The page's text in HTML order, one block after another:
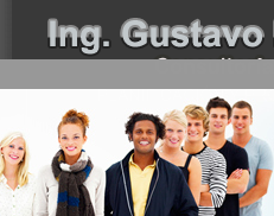
INICIO SERVICIOS
CONTACTO USUARIO